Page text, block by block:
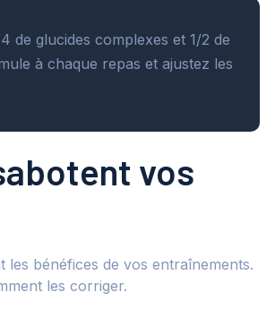
de glucides complexes et 1/2 de
à chaque repas et ajustez les
vos
bénéfices de vos entraînements.
les corriger.